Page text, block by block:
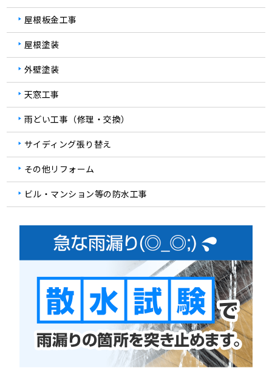
屋根板金工事
屋根塗装
外壁塗装
天窓工事
雨どい工事（修理・交換）
サイディング張り替え
その他リフォーム
ビル・マンション等の防水工事